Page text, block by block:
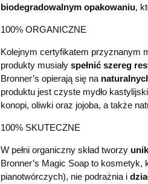
biodegradowalnym opakowaniu,
100% ORGANICZNE
Kolejnym certyfikatem przyznanym
produkty musiały spełnić szereg
Bronner’s opierają się na
produktu jest czyste mydło
konopi, oliwki oraz jojoba, a także
100% SKUTECZNE
W pełni organiczny skład tworzy
Bronner’s Magic Soap to
pianotwórczych), nie podrażnia i